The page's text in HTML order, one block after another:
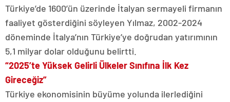
Türkiye’de 1600’ün üzerinde İtalyan sermayeli firmanın
faaliyet gösterdiğini söyleyen Yılmaz, 2002-2024
döneminde İtalya’nın Türkiye’ye doğrudan yatırımının
5,1 milyar dolar olduğunu belirtti.
“2025’te Yüksek Gelirli Ülkeler Sınıfına İlk Kez
Gireceğiz”
Türkiye ekonomisinin büyüme yolunda ilerlediğini